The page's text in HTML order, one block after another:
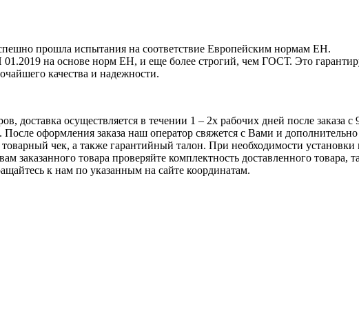
прошла испытания на соответствие Европейским нормам EН.
на основе норм EН, и еще более строгий, чем ГОСТ. Это
качества и надежности.
осуществляется в течении 1 – 2х рабочих дней после заказа с
оформления заказа наш оператор свяжется с Вами и
чек, а также гарантийный талон. При необходимости
товара проверяйте комплектность доставленного товара,
к нам по указанным на сайте координатам.